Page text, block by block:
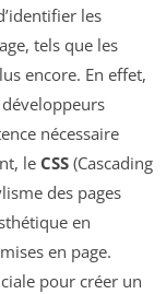
les
tels que les
encore. En effet,
nécessaire
le CSS (Cascading
des pages
en
en page.
pour créer un